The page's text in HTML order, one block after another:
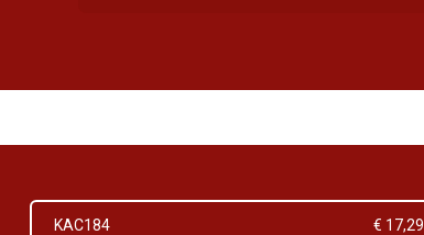
KAC184 € 17,29